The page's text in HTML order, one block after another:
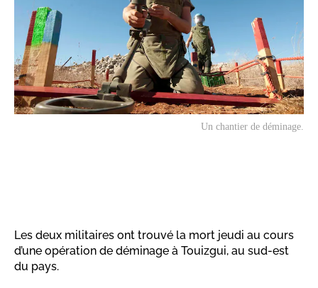
Un chantier de déminage.
Les deux militaires ont trouvé la mort jeudi au cours
d’une opération de déminage à Touizgui, au sud-est
du pays.